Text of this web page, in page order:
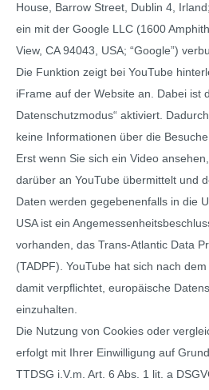
House, Barrow Street, Dublin 4,
ein mit der Google LLC (1600
View, CA 94043, USA; “Google”)
Die Funktion zeigt bei YouTube
iFrame auf der Website an. Dabei ist
Datenschutzmodus“ aktiviert.
keine Informationen über die
Erst wenn Sie sich ein Video
darüber an YouTube übermittelt und
Daten werden gegebenenfalls in die
USA ist ein
vorhanden, das Trans-Atlantic Data
(TADPF). YouTube hat sich nach
damit verpflichtet, europäische
einzuhalten.
Die Nutzung von Cookies oder
erfolgt mit Ihrer Einwilligung auf
TTDSG i.V.m. Art. 6 Abs. 1 lit. a